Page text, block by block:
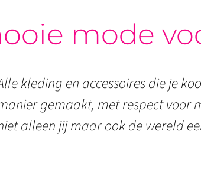
mode
kleding en accessoires die je
gemaakt, met respect voor
alleen jij maar ook de wereld